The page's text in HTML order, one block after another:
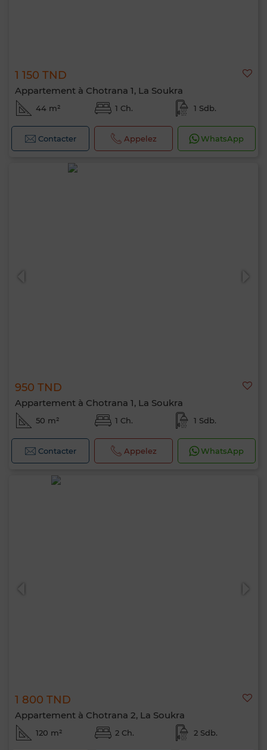
1 150 TND
Appartement à Chotrana 1, La Soukra
44 m² 1 Ch. 1 Sdb.
Contacter Appelez WhatsApp
950 TND
Appartement à Chotrana 1, La Soukra
50 m² 1 Ch. 1 Sdb.
Contacter Appelez WhatsApp
1 800 TND
Appartement à Chotrana 2, La Soukra
120 m² 2 Ch. 2 Sdb.